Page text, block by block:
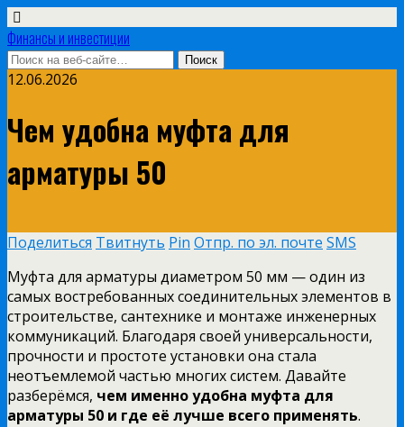
Финансы и инвестиции
12.06.2026
Чем удобна муфта для
арматуры 50
Поделиться Твитнуть Pin Отпр. по эл. почте SMS
Муфта для арматуры диаметром 50 мм — один из
самых востребованных соединительных элементов в
строительстве, сантехнике и монтаже инженерных
коммуникаций. Благодаря своей универсальности,
прочности и простоте установки она стала
неотъемлемой частью многих систем. Давайте
разберёмся, чем именно удобна муфта для
арматуры 50 и где её лучше всего применять.